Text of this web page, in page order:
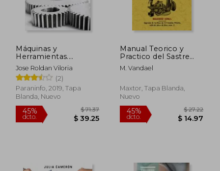
45%
dcto. $ 24.37
45%
dcto. $
Máquinas y
Herramientas.
Procesos y Cálculos
Mecánicos
Jose Roldan Viloria
(2)
Paraninfo, 2019, Tapa
Blanda, Nuevo
Manual Teorico y
Practico del Sastre
(Ed. Facsimil)
M. Vandael
Maxtor, Tapa Blanda,
Nuevo